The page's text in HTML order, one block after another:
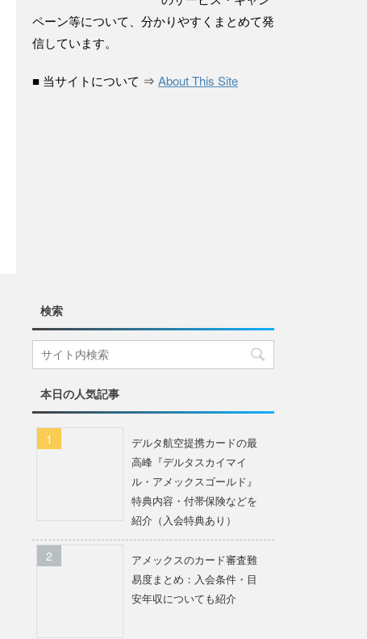
ペーン等について、分かりやすくまとめて発
信しています。
■ 当サイトについて ⇒ About This Site
検索
本日の人気記事
デルタ航空提携カードの最
高峰『デルタスカイマイ
ル・アメックスゴールド』
特典内容・付帯保険などを
紹介（入会特典あり）
アメックスのカード審査難
易度まとめ：入会条件・目
安年収についても紹介